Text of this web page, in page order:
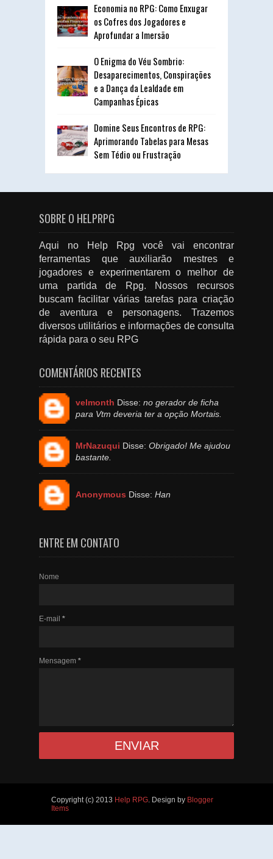
Economia no RPG: Como Enxugar
os Cofres dos Jogadores e
Aprofundar a Imersão
O Enigma do Véu Sombrio:
Desaparecimentos, Conspirações
e a Dança da Lealdade em
Campanhas Épicas
Domine Seus Encontros de RPG:
Aprimorando Tabelas para Mesas
Sem Tédio ou Frustração
SOBRE O HELPRPG
Aqui no Help Rpg você vai encontrar
ferramentas que auxiliarão mestres e
jogadores e experimentarem o melhor de
uma partida de Rpg. Nossos recursos
buscam facilitar várias tarefas para criação
de aventura e personagens. Trazemos
diversos utilitários e informações de consulta
rápida para o seu RPG
COMENTÁRIOS RECENTES
velmonth Disse: no gerador de ficha
para Vtm deveria ter a opção Mortais.
MrNazuqui Disse: Obrigado! Me ajudou
bastante.
Anonymous Disse: Han
ENTRE EM CONTATO
Nome
E-mail *
Mensagem *
Copyright (c) 2013 Help RPG . Design by Blogger
Items